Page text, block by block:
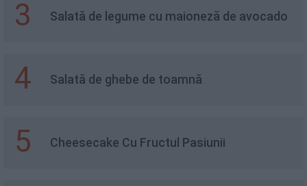
3 Salată de legume cu maioneză de avocado
4 Salată de ghebe de toamnă
5 Cheesecake Cu Fructul Pasiunii